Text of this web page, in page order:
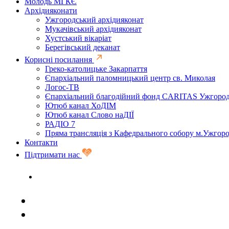
Архідияконати
Ужгородський архідияконат
Мукачівський архідияконат
Хустський вікаріат
Берегівський деканат
Корисні посилання
Греко-католицьке Закарпаття
Єпархіальний паломницький центр св. Миколая
Логос-ТВ
Єпархіальний благодійний фонд CARITAS
Ютюб канал ХоДІМ
Ютюб канал Слово наДІЇ
РАДІО 7
Пряма трансляція з Кафедрального собору
Контакти
Підтримати нас